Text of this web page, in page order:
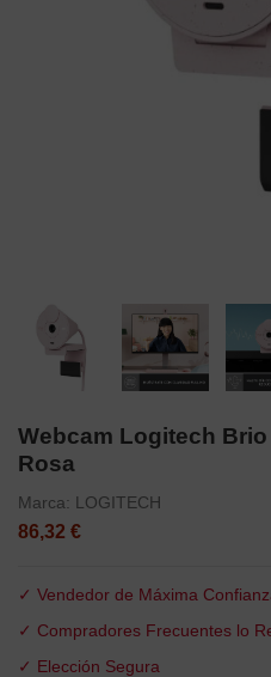
Webcam Logitech Brio
Rosa
Marca: LOGITECH
86,32 €
✓ Vendedor de Máxima
✓ Compradores Frecuentes lo
✓ Elección Segura